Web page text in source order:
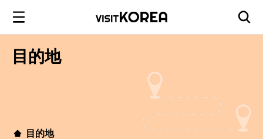
目的地
目的地